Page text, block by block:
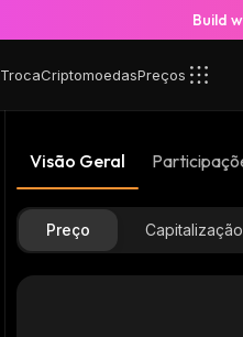
Build
TrocaCriptomoedasPreços
Visão Geral
Preço